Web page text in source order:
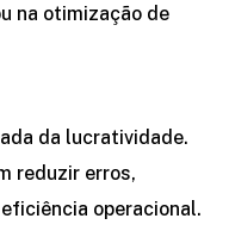
na otimização de
da lucratividade.
reduzir erros,
operacional.